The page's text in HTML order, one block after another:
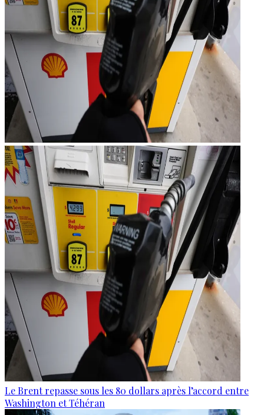
Le Brent repasse sous les 80 dollars après l’accord entre
Washington et Téhéran